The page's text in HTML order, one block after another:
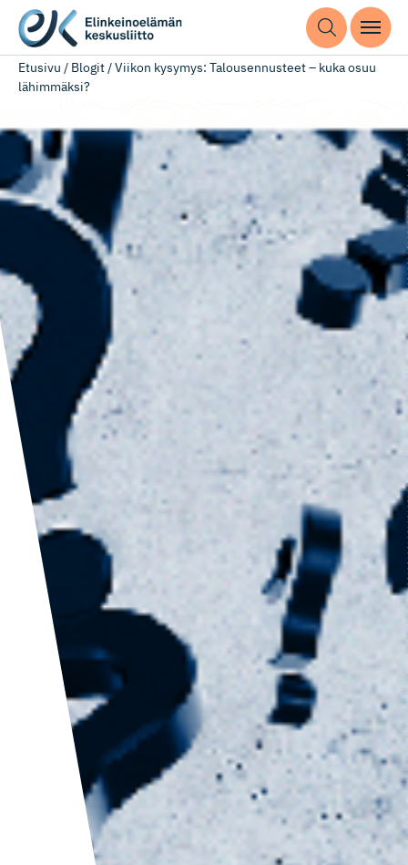
Etusivu / Blogit/Viikon kysymys: Talousennusteet – kuka osuu
lähimmäksi?